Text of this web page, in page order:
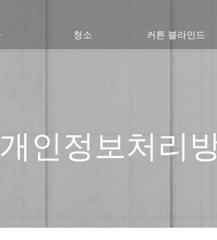
청소 커튼 블라인드
개인정보처리